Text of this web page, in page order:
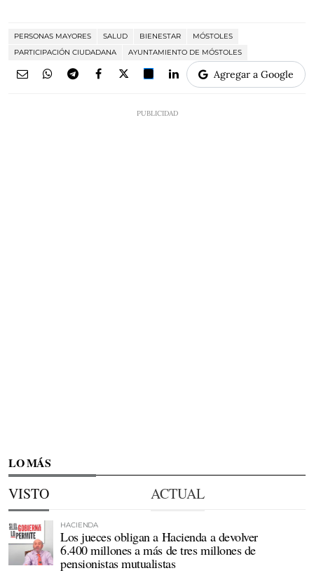
PERSONAS MAYORES SALUD BIENESTAR
MÓSTOLES
PARTICIPACIÓN CIUDADANA
AYUNTAMIENTO DE MÓSTOLES
Agregar a Google
LO MÁS
VISTO ACTUAL
HACIENDA
Los jueces obligan a Hacienda a devolver
6.400 millones a más de tres millones de
pensionistas mutualistas